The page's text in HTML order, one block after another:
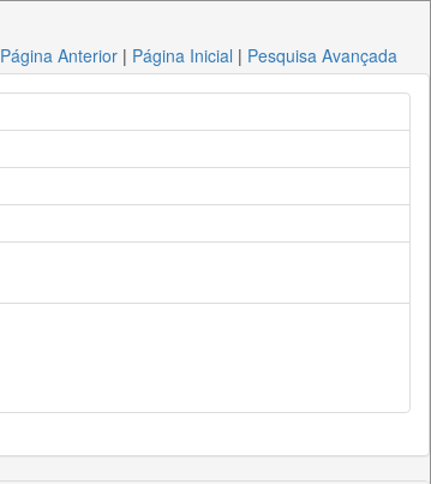
Página Anterior | Página Inicial | Pesquisa Avançada